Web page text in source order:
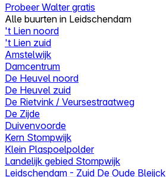
Probeer Walter gratis
Alle buurten in Leidschendam
't Lien noord
't Lien zuid
Amstelwijk
Damcentrum
De Heuvel noord
De Heuvel zuid
De Rietvink / Veursestraatweg
De Zijde
Duivenvoorde
Kern Stompwijk
Klein Plaspoelpolder
Landelijk gebied Stompwijk
Leidschendam - Zuid De Oude Bleijck